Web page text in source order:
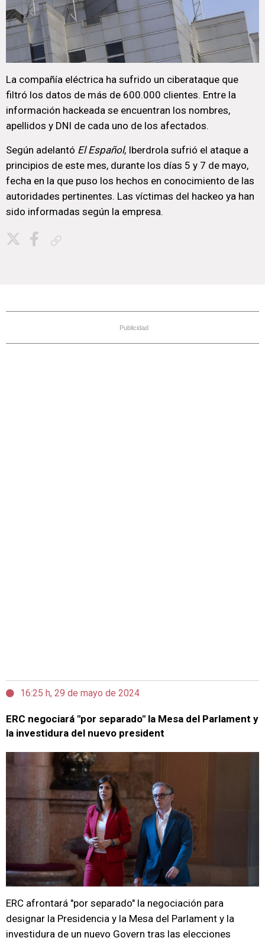
La compañía eléctrica ha sufrido un ciberataque que
filtró los datos de más de 600.000 clientes. Entre la
información hackeada se encuentran los nombres,
apellidos y DNI de cada uno de los afectados.
Según adelantó El Español, Iberdrola sufrió el ataque a
principios de este mes, durante los días 5 y 7 de mayo,
fecha en la que puso los hechos en conocimiento de las
autoridades pertinentes. Las víctimas del hackeo ya han
sido informadas según la empresa.
Publicidad
16:25 h, 29 de mayo de 2024
ERC negociará "por separado" la Mesa del Parlament y
la investidura del nuevo president
ERC afrontará "por separado" la negociación para
designar la Presidencia y la Mesa del Parlament y la
investidura de un nuevo Govern tras las elecciones